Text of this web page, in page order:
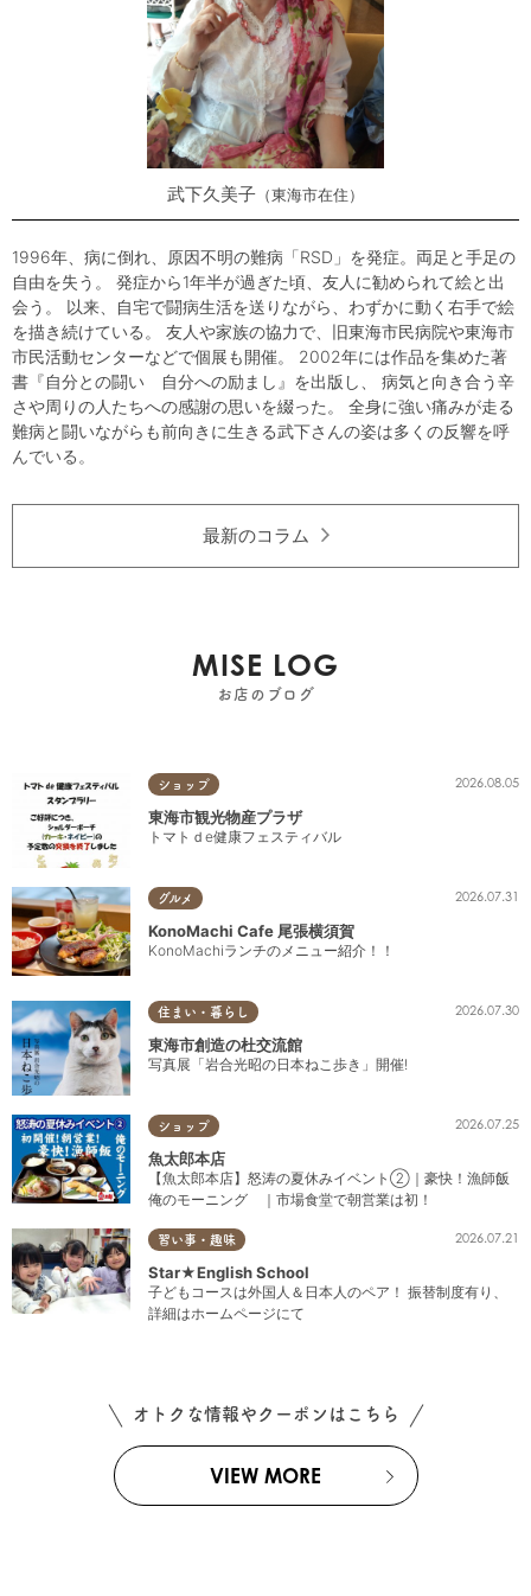
武下久美子 東海市在住
1996年、病に倒れ、原因不明の難病「RSD」を発症。両足と手足の
自由を失う。 発症から1年半が過ぎた頃、友人に勧められて絵と出
会う。 以来、自宅で闘病生活を送りながら、わずかに動く右手で絵
を描き続けている。 友人や家族の協力で、旧東海市民病院や東海市
市民活動センターなどで個展も開催。 2002年には作品を集めた著
書『自分との闘い 自分への励まし』を出版し、 病気と向き合う辛
さや周りの人たちへの感謝の思いを綴った。 全身に強い痛みが走る
難病と闘いながらも前向きに生きる武下さんの姿は多くの反響を呼
んでいる。
最新のコラム
MISE LOG
お店のブログ
ショップ 2026.08.05
東海市観光物産プラザ
トマトｄe健康フェスティバル
グルメ 2026.07.31
KonoMachi Cafe 尾張横須賀
KonoMachiランチのメニュー紹介！！
住まい・暮らし 2026.07.30
東海市創造の杜交流館
写真展「岩合光昭の日本ねこ歩き」開催!
ショップ 2026.07.25
魚太郎本店
【魚太郎本店】怒涛の夏休みイベント②｜豪快！漁師飯
俺のモーニング ｜市場食堂で朝営業は初！
習い事・趣味 2026.07.21
Star★English School
子どもコースは外国人＆日本人のペア！ 振替制度有り、
詳細はホームページにて
オトクな情報やクーポンはこちら
VIEW MORE